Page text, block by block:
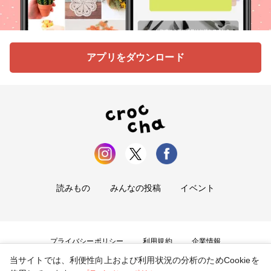
アプリをダウンロード
読みもの みんなの投稿 イベント
プライバシーポリシー 利用規約 企業情報
お問い合わせ
当サイトでは、利便性向上および利用状況の分析のためCookieを